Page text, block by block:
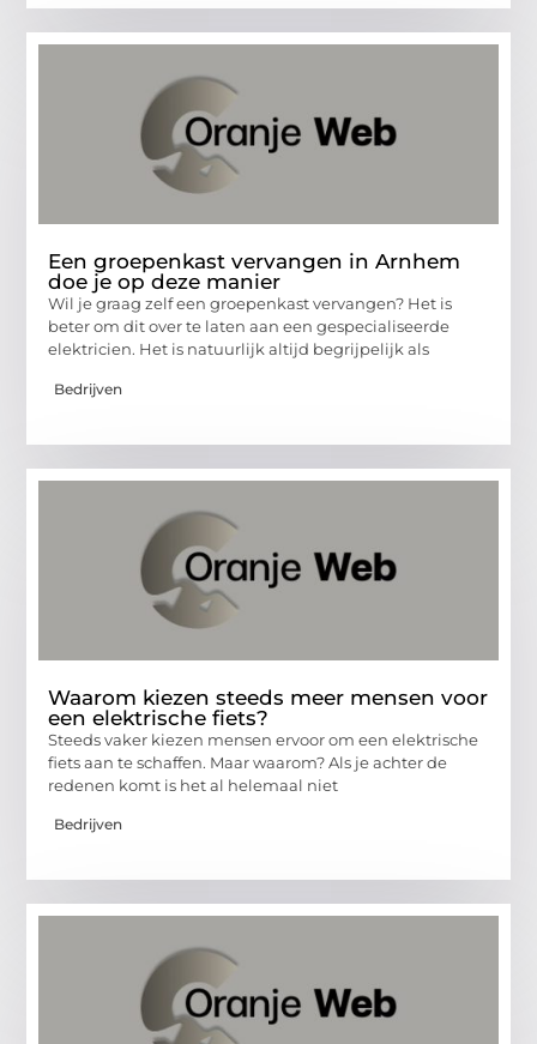
Een groepenkast vervangen in Arnhem
doe je op deze manier
Wil je graag zelf een groepenkast vervangen? Het is
beter om dit over te laten aan een gespecialiseerde
elektricien. Het is natuurlijk altijd begrijpelijk als
Bedrijven
Waarom kiezen steeds meer mensen voor
een elektrische fiets?
Steeds vaker kiezen mensen ervoor om een elektrische
fiets aan te schaffen. Maar waarom? Als je achter de
redenen komt is het al helemaal niet
Bedrijven